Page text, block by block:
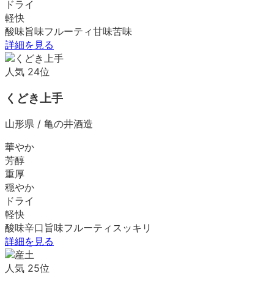
ドライ
軽快
酸味旨味フルーティ甘味苦味
詳細を見る
人気 24位
くどき上手
山形県 / 亀の井酒造
華やか
芳醇
重厚
穏やか
ドライ
軽快
酸味辛口 旨味フルーティ スッキリ
詳細を見る
人気 25位